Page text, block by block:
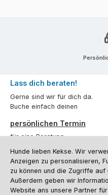
Lass dich beraten!
Gerne sind wir für dich da.
Buche einfach deinen
persönlichen Termin
für eine Beratung.
Oder über unser
Vertrag widerrufen
Hunde lieben Kekse. Wir
Anzeigen zu personalisieren,
zu können und die Zugriffe
Außerdem geben wir
Website ans unsere Partner